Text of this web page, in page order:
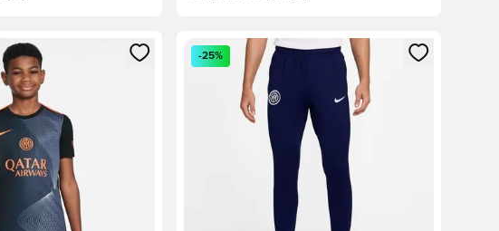
til at logge ind eller tilmelde dig som medlemÅbner en Modal til at logge ind eller tilmelde dig
-25%